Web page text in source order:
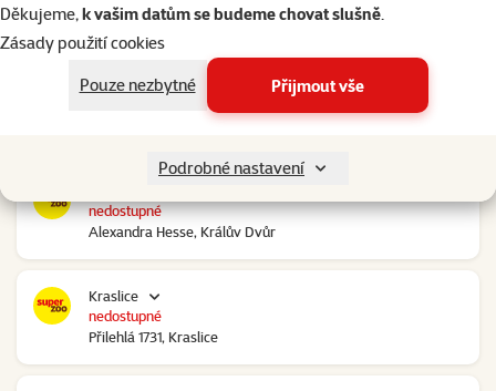
Děkujeme,k vašim datům se budeme chovat slušně.
Zásady použití cookies
Pouze nezbytné
Přijmout vše
Podrobné nastavení
Ovčáry 304, Ovčáry
Kozomín
Alexandra Hesse, Králův Dvůr
nedostupné
Kraslice
Přilehlá 1731, Kraslice
nedostupné